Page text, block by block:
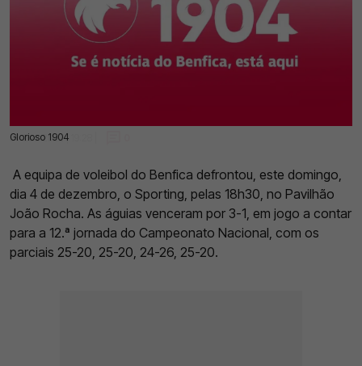
Glorioso 1904
04 Dez 2022 | 19:28 |
A equipa de voleibol do Benfica defrontou, este domingo,
dia 4 de dezembro, o Sporting, pelas 18h30, no Pavilhão
João Rocha. As águias venceram por 3-1, em jogo a contar
para a 12.ª jornada do Campeonato Nacional, com os
parciais 25-20, 25-20, 24-26, 25-20.